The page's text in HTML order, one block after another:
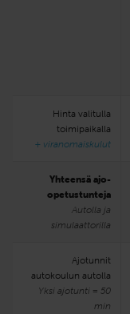
Hinta valitulla
toimipaikalla
+ viranomaiskulut
Yhteensä ajo-
opetustunteja
Autolla ja
simulaattorilla
Ajotunnit
autokoulun autolla
Yksi ajotunti = 50
min